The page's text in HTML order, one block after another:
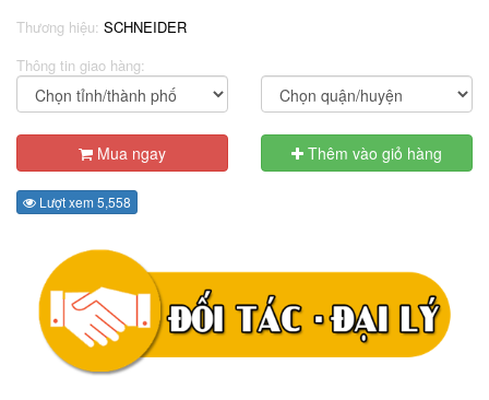
Thương hiệu: SCHNEIDER
Thông tin giao hàng:
Mua ngay Thêm vào giỏ hàng
Lượt xem 5,558